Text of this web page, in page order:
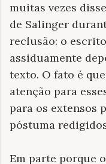
muitas vezes
de Salinger
reclusão: o
assiduamente
texto. O fato é
atenção para
para os extensos
póstuma
Em parte porque